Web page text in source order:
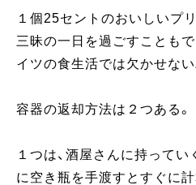
１個25セントのおいしいプ
三昧の一日を過ごすことも
イツの食生活では欠かせない
容器の返却方法は２つある。
１つは、酒屋さんに持って
に空き瓶を手渡すとすぐに